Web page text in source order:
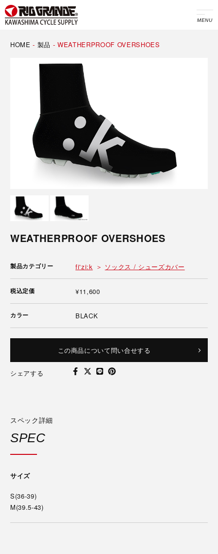
MENU
HOME - 製品 -WEATHERPROOF OVERSHOES
WEATHERPROOF OVERSHOES
製品カテゴリー fi'zi:k ソックス / シューズカバー
税込定価 ¥11,600
カラー BLACK
この商品について問い合せする
シェアする
スペック詳細
SPEC
サイズ
S(36-39)
M(39.5-43)